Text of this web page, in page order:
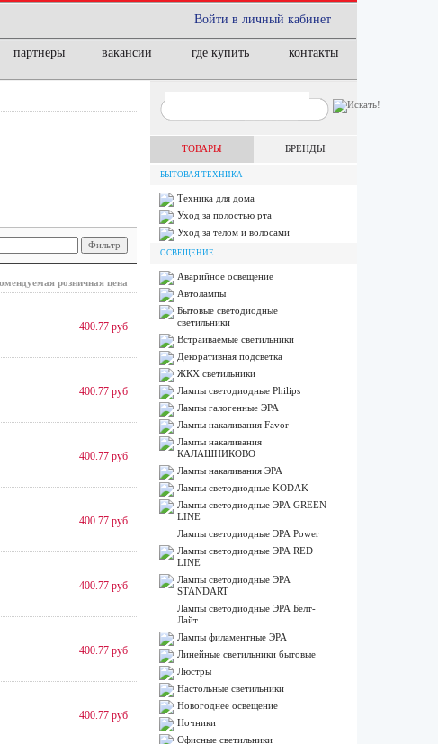
Войти в личный кабинет
партнеры вакансии где купить контакты
розничная цена
400.77 руб
400.77 руб
400.77 руб
400.77 руб
400.77 руб
400.77 руб
400.77 руб
ТОВАРЫ БРЕНДЫ
БЫТОВАЯ ТЕХНИКА
Техника для дома
Уход за полостью рта
Уход за телом и волосами
ОСВЕЩЕНИЕ
Аварийное освещение
Автолампы
Бытовые светодиодные
светильники
Встраиваемые светильники
Декоративная подсветка
ЖКХ светильники
Лампы cветодиодные Philips
Лампы галогенные ЭРА
Лампы накаливания Favor
Лампы накаливания
КАЛАШНИКОВО
Лампы накаливания ЭРА
Лампы светодиодные KODAK
Лампы светодиодные ЭРА GREEN
LINE
Лампы светодиодные ЭРА Power
Лампы светодиодные ЭРА RED
LINE
Лампы светодиодные ЭРА
STANDART
Лампы светодиодные ЭРА Белт-
Лайт
Лампы филаментные ЭРА
Линейные светильники бытовые
Люстры
Настольные светильники
Новогоднее освещение
Ночники
Офисные светильники